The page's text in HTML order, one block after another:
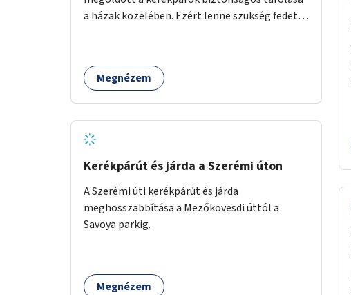
a házak közelében. Ezért lenne szükség fedett,
időjárás viszontagságaival szemben.
Megnézem
Kerékpárút és járda a Szerémi úton
A Szerémi úti kerékpárút és járda
meghosszabbítása a Mezőkövesdi úttól a
Savoya parkig.
Megnézem